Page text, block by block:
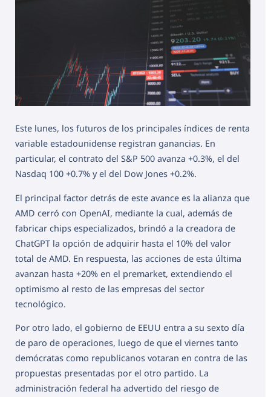
Este lunes, los futuros de los principales índices de renta
variable estadounidense registran ganancias. En
particular, el contrato del S&P 500 avanza +0.3%, el del
Nasdaq 100 +0.7% y el del Dow Jones +0.2%.
El principal factor detrás de este avance es la alianza que
AMD cerró con OpenAI, mediante la cual, además de
fabricar chips especializados, brindó a la creadora de
ChatGPT la opción de adquirir hasta el 10% del valor
total de AMD. En respuesta, las acciones de esta última
avanzan hasta +20% en el premarket, extendiendo el
optimismo al resto de las empresas del sector
tecnológico.
Por otro lado, el gobierno de EEUU entra a su sexto día
de paro de operaciones, luego de que el viernes tanto
demócratas como republicanos votaran en contra de las
propuestas presentadas por el otro partido. La
administración federal ha advertido del riesgo de